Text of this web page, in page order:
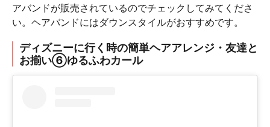
アバンドが販売されているのでチェックしてみてくださ
い。ヘアバンドにはダウンスタイルがおすすめです。
ディズニーに行く時の簡単ヘアアレンジ・友達と
お揃い⑥ゆるふわカール